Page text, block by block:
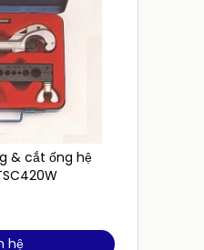
& cắt ống hệ
hệ